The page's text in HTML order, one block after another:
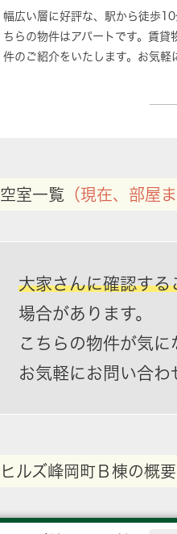
幅広い層に好評な、駅から徒歩
ちらの物件はアパートです。賃
件のご紹介をいたします。お気軽
空室一覧 （現在、部屋
大家さんに確認する
場合があります。
こちらの物件が気に
お気軽にお問い合わ
ヒルズ峰岡町Ｂ棟の概要